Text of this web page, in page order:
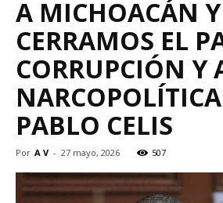
A MICHOACÁN Y
CERRAMOS EL
CORRUPCIÓN Y
PABLO CELIS
Por A V - 27 mayo, 2026 507